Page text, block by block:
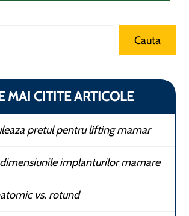
Cauta
MAI CITITE ARTICOLE
pretul pentru lifting mamar
dimensiunile implanturilor mamare
vs. rotund